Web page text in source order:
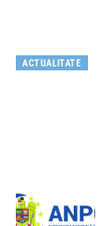
ACTUALITATE